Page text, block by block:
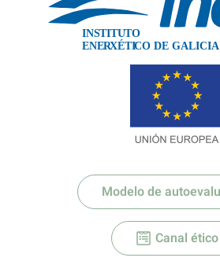
INSTITUTO
ENERXÉTICO DE GALICIA
Modelo de
Canal ético